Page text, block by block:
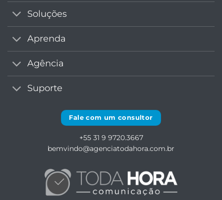
Soluções
Aprenda
Agência
Suporte
Fale com um consultor
+55 31 9 9720.3667
bemvindo@agenciatodahora.com.br